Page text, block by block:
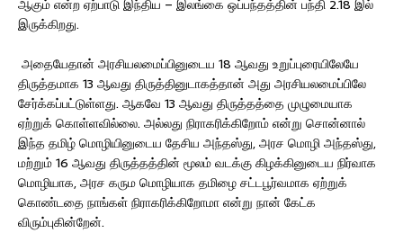
ஆகும் என்ற ஏற்பாடு இந்திய – இலங்கை ஒப்பந்தத்தின் பந்தி 2.18 இல்
இருக்கிறது.
அதையேதான் அரசியலமைப்பினுடைய 18 ஆவது உறுப்புரையிலேயே
திருத்தமாக 13 ஆவது திருத்தினுடாகத்தான் அது அரசியலமைப்பிலே
சேர்க்கப்பட்டுள்ளது. ஆகவே 13 ஆவது திருத்தத்தை முழுமையாக
ஏற்றுக் கொள்ளவில்லை. அல்லது நிராகரிக்கிறோம் என்று சொன்னால்
இந்த தமிழ் மொழியினுடைய தேசிய அந்தஸ்து, அரச மொழி அந்தஸ்து,
மற்றும் 16 ஆவது திருத்தத்தின் மூலம் வடக்கு கிழக்கினுடைய நிர்வாக
மொழியாக, அரச கரும மொழியாக தமிழை சட்டபூர்வமாக ஏற்றுக்
கொண்டதை நாங்கள் நிராகரிக்கிறோமா என்று நான் கேட்க
விரும்புகின்றேன்.